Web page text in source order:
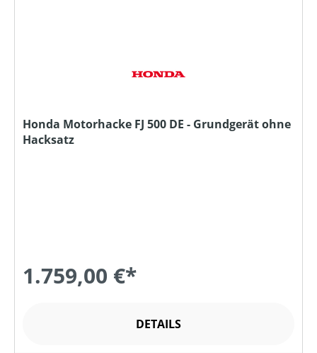
Honda Motorhacke FJ 500 DE - Grundgerät ohne
Hacksatz
1.759,00 €*
DETAILS